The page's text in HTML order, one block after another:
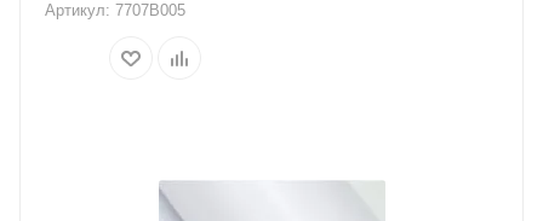
Артикул: 7707B005